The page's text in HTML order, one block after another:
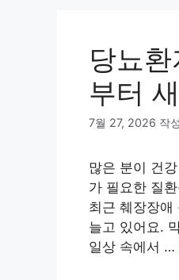
당뇨
부터
7월 27, 2026 작
많은 분이 건
가 필요한 질
최근 췌장장애
늘고 있어요.
일상 속에서 …